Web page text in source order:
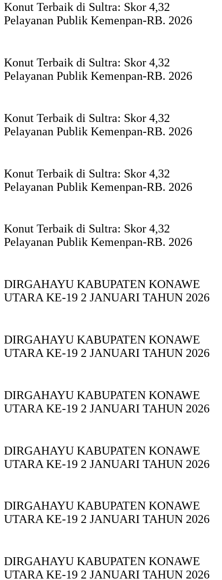
Konut Terbaik di Sultra: Skor 4,32
Pelayanan Publik Kemenpan-RB. 2026
Konut Terbaik di Sultra: Skor 4,32
Pelayanan Publik Kemenpan-RB. 2026
Konut Terbaik di Sultra: Skor 4,32
Pelayanan Publik Kemenpan-RB. 2026
Konut Terbaik di Sultra: Skor 4,32
Pelayanan Publik Kemenpan-RB. 2026
Konut Terbaik di Sultra: Skor 4,32
Pelayanan Publik Kemenpan-RB. 2026
DIRGAHAYU KABUPATEN KONAWE
UTARA KE-19 2 JANUARI TAHUN 2026
DIRGAHAYU KABUPATEN KONAWE
UTARA KE-19 2 JANUARI TAHUN 2026
DIRGAHAYU KABUPATEN KONAWE
UTARA KE-19 2 JANUARI TAHUN 2026
DIRGAHAYU KABUPATEN KONAWE
UTARA KE-19 2 JANUARI TAHUN 2026
DIRGAHAYU KABUPATEN KONAWE
UTARA KE-19 2 JANUARI TAHUN 2026
DIRGAHAYU KABUPATEN KONAWE
UTARA KE-19 2 JANUARI TAHUN 2026